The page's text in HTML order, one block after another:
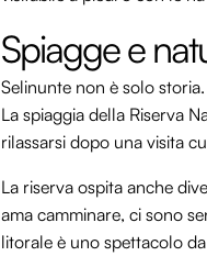
Spiagge e
Selinunte non è solo
La spiaggia della Riserva
rilassarsi dopo una visita
La riserva ospita anche
ama camminare, ci sono
litorale è uno spettacolo